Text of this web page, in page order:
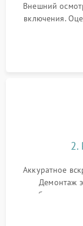
Внешний
включения.
проверка
прицельной
2.
Аккуратное
Демонтаж
на